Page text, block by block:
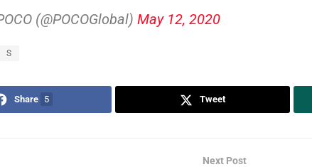
(@POCOGlobal) May 12, 2020
S
Share 5 Tweet
Next Post